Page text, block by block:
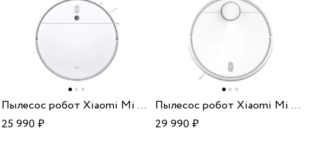
Пылесос робот Xiaomi Mi Robot Vacuum-Mop 2 RU BHR5958RU
25 990₽
Пылесос робот Xiaomi Mi Robot Vacuum-Mop 2 Pro BHR5044EU white
29 990₽